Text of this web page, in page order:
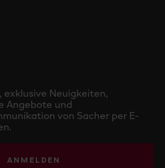
exklusive Neuigkeiten,
Angebote und
von Sacher per E-
ANMELDEN